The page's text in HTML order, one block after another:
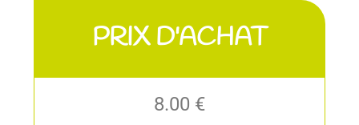
PRIX D'ACHAT
8.00 €